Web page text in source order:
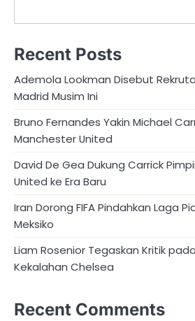
Recent Posts
Ademola Lookman Disebut
Madrid Musim Ini
Bruno Fernandes Yakin Michael
Manchester United
David De Gea Dukung Carrick
United ke Era Baru
Iran Dorong FIFA Pindahkan Laga
Meksiko
Liam Rosenior Tegaskan Kritik
Kekalahan Chelsea
Recent Comments